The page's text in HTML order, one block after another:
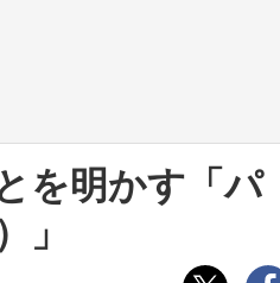
を明かす「パ
」